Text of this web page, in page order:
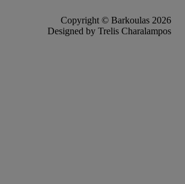
Copyright © Barkoulas 2026
Designed by Trelis Charalampos